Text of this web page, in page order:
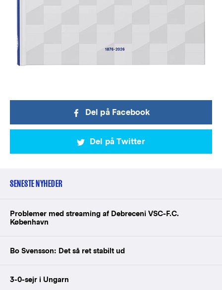
Del på Facebook
Del på Twitter
SENESTE NYHEDER
Problemer med streaming af Debreceni VSC-F.C.
København
Bo Svensson: Det så ret stabilt ud
3-0-sejr i Ungarn